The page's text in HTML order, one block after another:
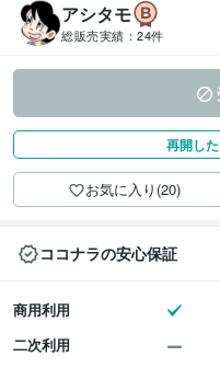
アシタモ
総販売実績： 24件
再開し
お気に入り(20)
ココナラの安心保証
商用利用
二次利用